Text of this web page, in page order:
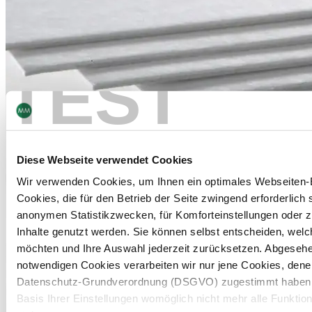
TEST
Diese Webseite verwendet Cookies
Wir verwenden Cookies, um Ihnen ein optimales
Cookies, die für den Betrieb der Seite zwingend erforderlich
anonymen Statistikzwecken, für Komforteinstellungen oder
Inhalte genutzt werden. Sie können selbst entscheiden,
möchten und Ihre Auswahl jederzeit zurücksetzen.
notwendigen Cookies verarbeiten wir nur jene Cookies,
Datenschutz-Grundverordnung (DSGVO) zugestimmt
Basis Ihrer Einstellungen womöglich nicht mehr alle